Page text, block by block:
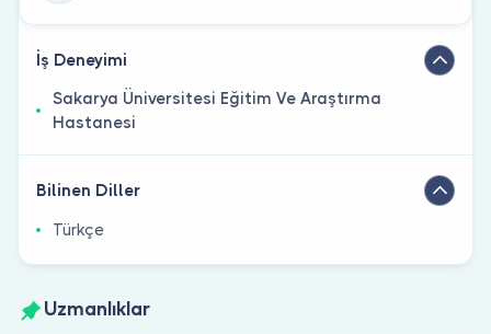
İş Deneyimi
Sakarya Üniversitesi Eğitim Ve Araştırma
Hastanesi
Bilinen Diller
Türkçe
Uzmanlıklar